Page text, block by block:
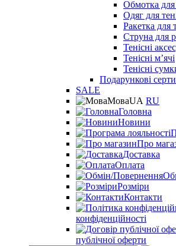
Обмотка для
Одяг для
Ракетка для
Струна для
Тенісні
Тенісні мʼячі
Тенісні
Подарункові
SALE
МоваUA RU
Головна
Новини
Про
Доставка
Оплата
Розміри
Контакти
конфіденційності
публічної оферти